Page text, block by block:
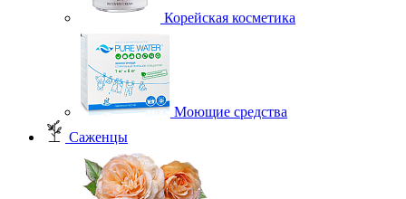
Корейская косметика
Моющие средства
Саженцы